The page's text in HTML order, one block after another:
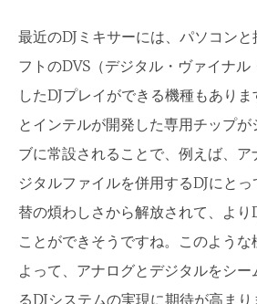
最近のDJミキサーには、パソコンと
フトのDVS（デジタル・ヴァイナル
したDJプレイができる機種もあり
とインテルが開発した専用チップ
ブに常設されることで、例えば、
ジタルファイルを併用するDJにと
替の煩わしさから解放されて、より
ことができそうですね。このよう
よって、アナログとデジタルをシー
るDJシステムの実現に期待が高まり